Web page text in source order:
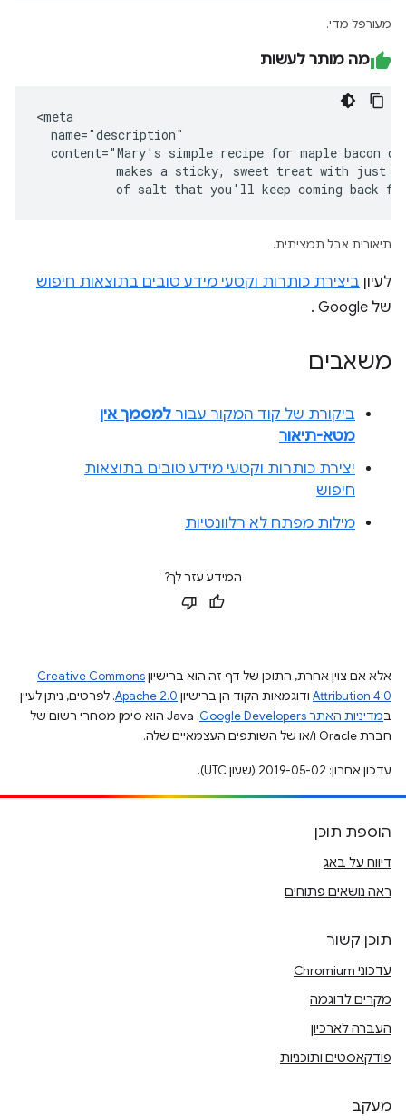
מעורפל מדי.
מה מותר לעשות
<meta
  name="description"
content="Mary's simple recipe for maple bacon
makes a sticky, sweet treat with just a
of salt that you'll keep coming back
תיאורית אבל תמציתית.
לעיון ביצירת כותרות וקטעי מידע טובים בתוצאות חיפוש
של Google .
משאבים
ביקורת של קוד המקור עבור למסמך אין
מטא-תיאור
יצירת כותרות וקטעי מידע טובים בתוצאות
חיפוש
מילות מפתח לא רלוונטיות
המידע עזר לך?
אלא אם צוין אחרת, התוכן של דף זה הוא ברישיוןCreative Commons
Attribution 4.0 ודוגמאות הקוד הן ברישיון Apache 2.0. לפרטים, ניתן לעיין
במדיניות האתר Google Developers‏
.‏ Java הוא סימן מסחרי רשום של
חברת Oracle ו/או של השותפים העצמאיים שלה.
עדכון אחרון: 2019-05-02 (שעון UTC).
הוספת תוכן
דיווח על באג
ראה נושאים פתוחים
תוכן קשור
עדכוני Chromium
מקרים לדוגמה
העברה לארכיון
פודקאסטים ותוכניות
מעקב